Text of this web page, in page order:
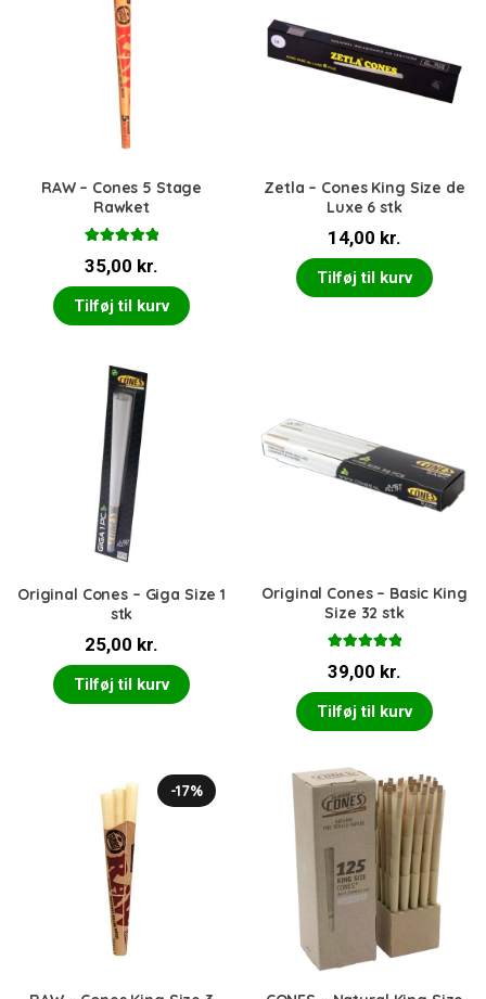
RAW – Cones 5 Stage
Rawket
5.00ud af 5
35,00 kr.
Tilføj til kurv
Zetla – Cones King Size de
Luxe 6 stk
14,00 kr.
Tilføj til kurv
Original Cones – Giga Size 1
stk
25,00 kr.
Tilføj til kurv
Original Cones – Basic King
Size 32 stk
5.00ud af 5
39,00 kr.
Tilføj til kurv
-17%